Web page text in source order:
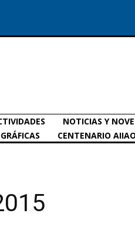
NOTICIAS Y
CENTENARIO